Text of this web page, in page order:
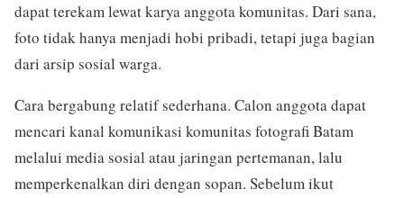
dapat terekam lewat karya anggota komunitas. Dari sana,
foto tidak hanya menjadi hobi pribadi, tetapi juga bagian
dari arsip sosial warga.
Cara bergabung relatif sederhana. Calon anggota dapat
mencari kanal komunikasi komunitas fotografi Batam
melalui media sosial atau jaringan pertemanan, lalu
memperkenalkan diri dengan sopan. Sebelum ikut